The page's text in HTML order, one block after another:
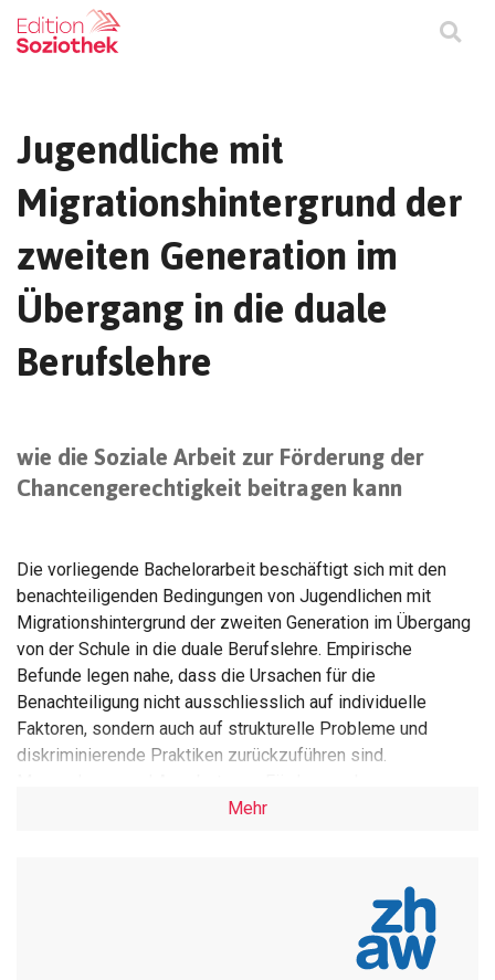
Jugendliche mit
Migrationshintergrund der
zweiten Generation im
Übergang in die duale
Berufslehre
wie die Soziale Arbeit zur Förderung der
Chancengerechtigkeit beitragen kann
Die vorliegende Bachelorarbeit beschäftigt sich mit den
benachteiligenden Bedingungen von Jugendlichen mit
Migrationshintergrund der zweiten Generation im Übergang
von der Schule in die duale Berufslehre. Empirische
Befunde legen nahe, dass die Ursachen für die
Benachteiligung nicht ausschliesslich auf individuelle
Faktoren, sondern auch auf strukturelle Probleme und
diskriminierende Praktiken zurückzuführen sind.
Chancengerechtigkeit setzen jedoch überwiegend einseitig
Fördermassnahmen und der strukturellen Benachteiligung
zur Förderung der Chancengerechtigkeit der Jugendlichen
mit Migrationshintergrund der zweiten Generation beitragen
Mehr